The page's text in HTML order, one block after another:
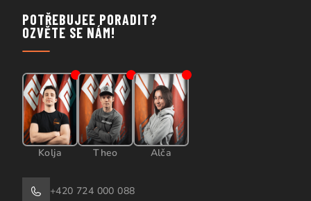
POTŘEBUJEE PORADIT?
OZVĚTE SE NÁM!
Kolja Theo Alča
+420 724 000 088